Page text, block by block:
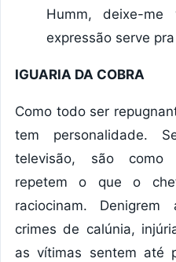
Humm, deixe-
expressão serve
IGUARIA DA COBRA
Como todo ser
tem personalidade.
televisão, são como
repetem o que o
raciocinam.
crimes de calúnia,
as vítimas sentem até